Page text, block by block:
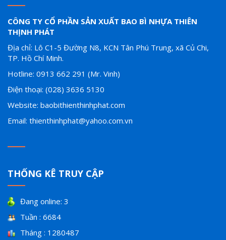
CÔNG TY CỔ PHẦN SẢN XUẤT BAO BÌ NHỰA THIÊN
THỊNH PHÁT
Địa chỉ: Lô C1-5 Đường N8, KCN Tân Phú Trung, xã Củ Chi,
TP. Hồ Chí Minh.
Hotline: 0913 662 291 (Mr. Vinh)
Điện thoại: (028) 3636 5130
Website: baobithienthinhphat.com
Email: thienthinhphat@yahoo.com.vn
THỐNG KÊ TRUY CẬP
Đang online: 3
Tuần : 6684
Tháng : 1280487